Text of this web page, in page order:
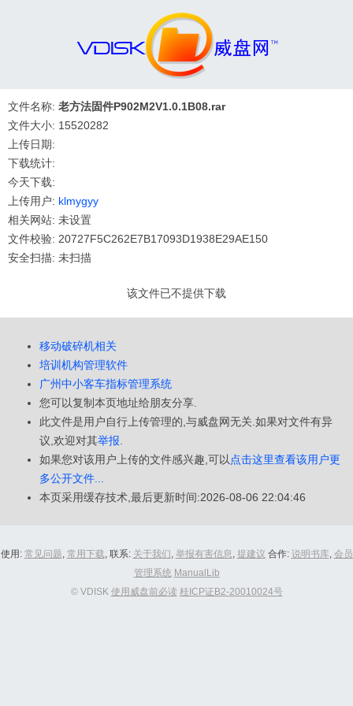
文件名称: 老方法固件P902M2V1.0.1B08.rar
文件大小: 15520282
上传日期:
下载统计:
今天下载:
上传用户: klmygyy
相关网站: 未设置
文件校验: 20727F5C262E7B17093D1938E29AE150
安全扫描: 未扫描
该文件已不提供下载
移动破碎机相关
培训机构管理软件
广州中小客车指标管理系统
您可以复制本页地址给朋友分享.
此文件是用户自行上传管理的,与威盘网无关.如果对文件有异
议,欢迎对其举报
如果您对该用户上传的文件感兴趣,可以 点击这里查看该用户更
多公开文件...
本页采用缓存技术,最后更新时间:2026-08-06 22:04:46
使用: 常见问题, 常用下载, 联系: 关于我们, 举报有害信息, 提建议 合作: 说明书库, 会员
管理系统 ManualLib
© VDISK 使用威盘前必读 桂ICP证B2-20010024号